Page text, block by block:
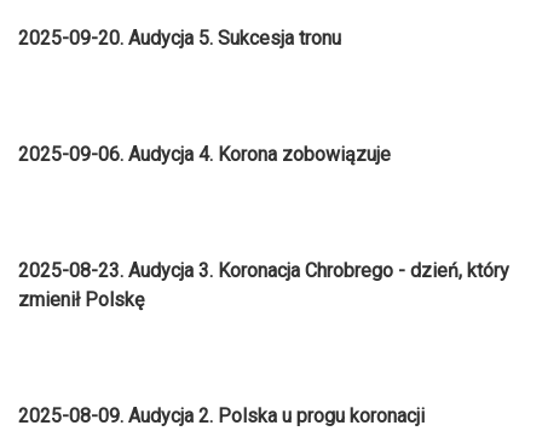
2025-09-20. Audycja 5. Sukcesja tronu
2025-09-06. Audycja 4. Korona zobowiązuje
2025-08-23. Audycja 3. Koronacja Chrobrego - dzień, który
zmienił Polskę
2025-08-09. Audycja 2. Polska u progu koronacji